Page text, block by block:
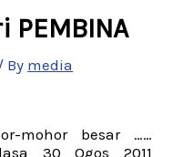
PEMBINA
By media
mohor besar ……
30 Ogos 2011